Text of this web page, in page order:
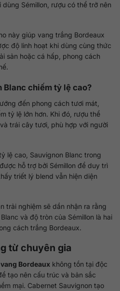
Sémillon, rượu có thể trở nên
này giúp vang trắng Bordeaux
độ linh hoạt khi dùng cùng thức
sản hoặc cá hấp, phong cách
Blanc chiếm tỷ lệ cao?
đến phong cách tươi mát,
tỷ lệ lớn hơn. Khi đó, rượu thể
trái cây tươi, phù hợp với người
lệ cao, Sauvignon Blanc trong
hỗ trợ bởi Sémillon để duy trì
triết lý blend vẫn hiện diện
trải nghiệm sẽ dần nhận ra rằng
và độ tròn của Sémillon là hai
cách trắng Bordeaux.
từ chuyên gia
Bordeaux không tồn tại độc
tạo nên cấu trúc và bản sắc
mại. Cabernet Sauvignon tạo